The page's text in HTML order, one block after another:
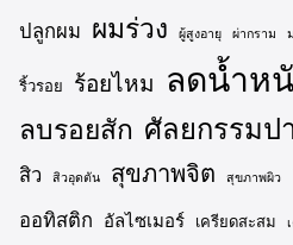
ปลูกผม ผมร่วง ผู้สูงอายุ ผ่ากราม
ริ้วรอย ร้อยไหม ลดน้ำห
ลบรอยสัก ศัลยกรรมป
สิว สิวอุดตัน สุขภาพจิต สุขภาพผิว
ออทิสติก อัลไซเมอร์ เครียดสะสม